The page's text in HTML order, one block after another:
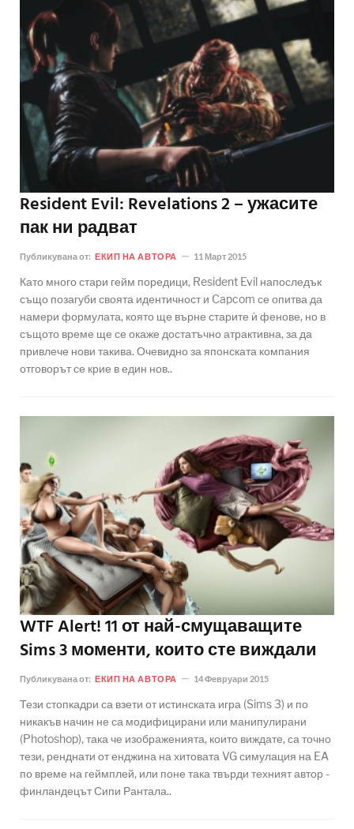
Resident Evil: Revelations 2 – ужасите
пак ни радват
Публикувана от: ЕКИП НА АВТОРА 11 Март 2015
Като много стари гейм поредици, Resident Evil напоследък
също позагуби своята идентичност и Capcom се опитва да
намери формулата, която ще върне старите ѝ фенове, но в
същото време ще се окаже достатъчно атрактивна, за да
привлече нови такива. Очевидно за японската компания
отговорът се крие в един нов..
WTF Alert! 11 от най-смущаващите
Sims 3 моменти, които сте виждали
Публикувана от: ЕКИП НА АВТОРА 14 Февруари 2015
Тези стопкадри са взети от истинската игра (Sims 3) и по
никакъв начин не са модифицирани или манипулирани
(Photoshop), така че изображенията, които виждате, са точно
тези, ренднати от енджина на хитовата VG симулация на EA
по време на геймплей, или поне така твърди техният автор -
финландецът Сипи Рантала..